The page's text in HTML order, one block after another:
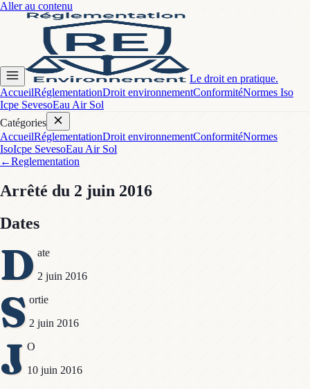
Aller au contenu
Le droit en pratique.
AccueilRéglementationDroit environnementConformitéNormes Iso
Icpe SevesoEau Air Sol
Catégories
AccueilRéglementationDroit environnementConformitéNormes
IsoIcpe SevesoEau Air Sol
←Reglementation
Arrêté du 2 juin 2016
Dates
D ate
2 juin 2016
S ortie
2 juin 2016
J O
10 juin 2016